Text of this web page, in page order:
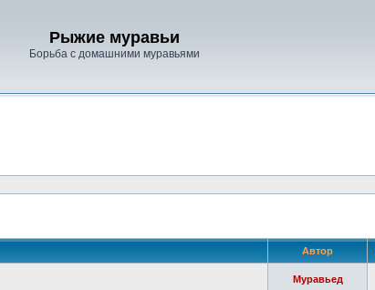
Рыжие муравьи
Борьба с домашними муравьями
Автор
Муравьед